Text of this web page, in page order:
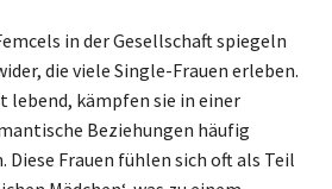
in der Gesellschaft spiegeln
die viele Single-Frauen erleben.
kämpfen sie in einer
Beziehungen häufig
Diese Frauen fühlen sich oft als Teil